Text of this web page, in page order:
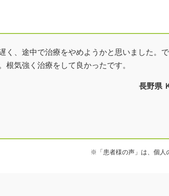
く、途中で治療をやめようかと思いました。
根気強く治療をして良かったです。
長野県
※「患者様の声」は、個人